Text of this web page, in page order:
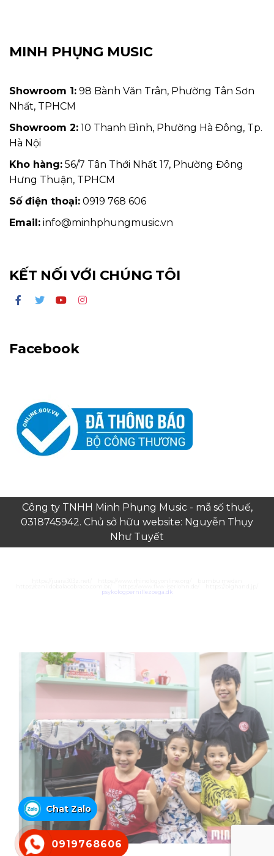
MINH PHỤNG MUSIC
Showroom 1: 98 Bành Văn Trân, Phường Tân Sơn
Nhất, TPHCM
Showroom 2: 10 Thanh Bình, Phường Hà Đông, Tp.
Hà Nội
Kho hàng: 56/7 Tân Thới Nhất 17, Phường Đông
Hưng Thuận, TPHCM
Số điện thoại: 0919 768 606
Email: info@minhphungmusic.vn
KẾT NỐI VỚI CHÚNG TÔI
Facebook
Công ty TNHH Minh Phụng Music - mã số thuế,
0318745942. Chủ sở hữu website: Nguyễn Thụy
Như Tuyết
0919768606
Chat Zalo
psykologpernillezoega.dk